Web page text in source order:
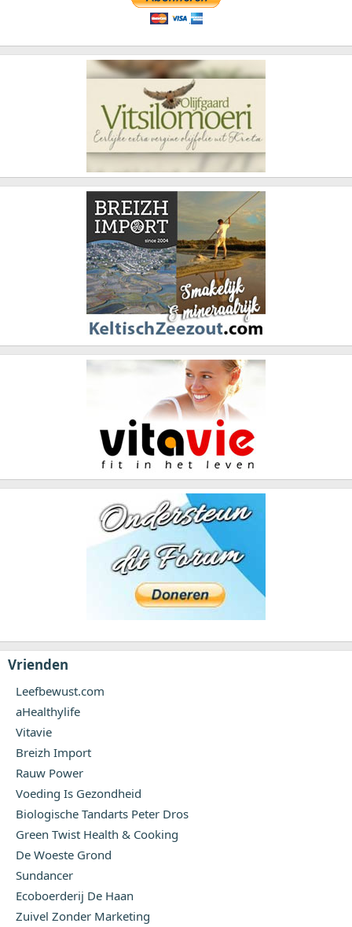
Vrienden
Leefbewust.com
aHealthylife
Vitavie
Breizh Import
Rauw Power
Voeding Is Gezondheid
Biologische Tandarts Peter Dros
Green Twist Health & Cooking
De Woeste Grond
Sundancer
Ecoboerderij De Haan
Zuivel Zonder Marketing